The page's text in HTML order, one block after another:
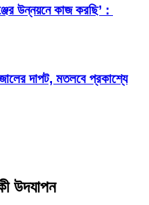
উন্নয়নে কাজ করছি’ :
দাপট, মতলবে প্রকাশ্যে
উদযাপন